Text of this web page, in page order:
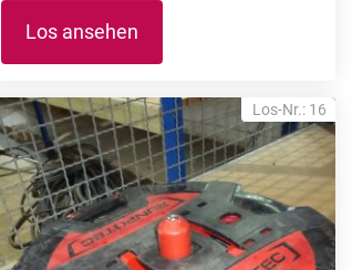
Los ansehen
Los-Nr.: 16